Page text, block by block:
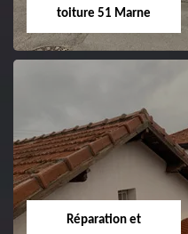
toiture 51 Marne
Peinture sur tuile
et toiture 51
Marne
Réparation et